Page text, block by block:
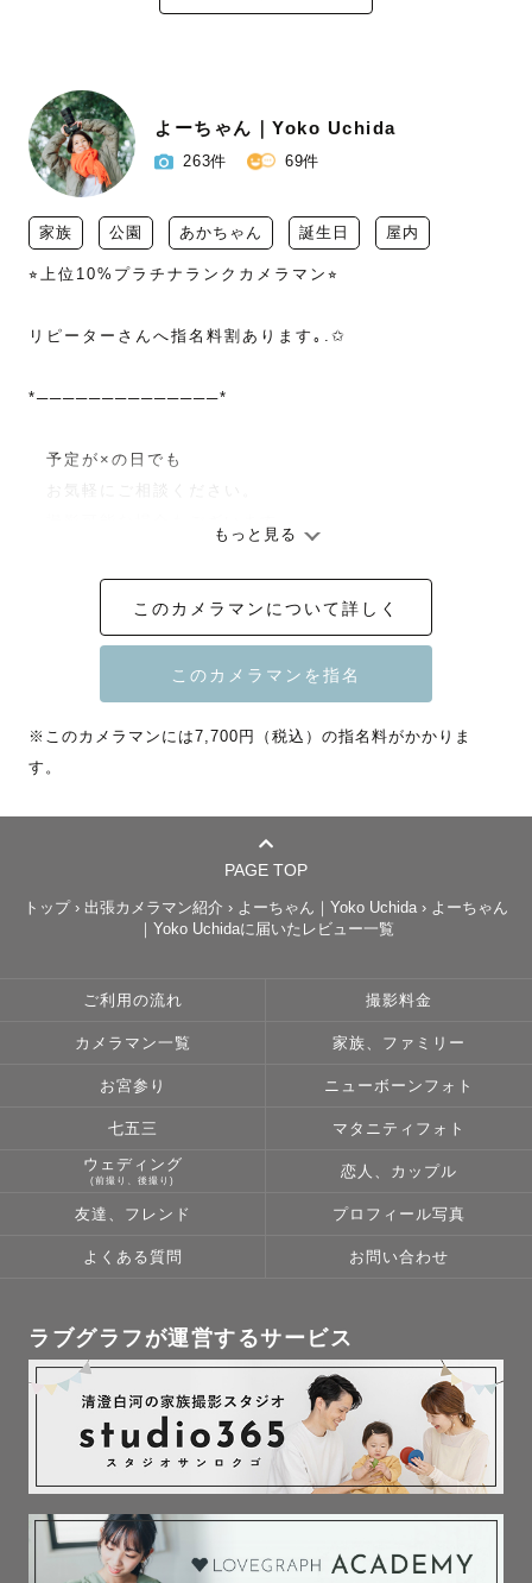
よーちゃん｜Yoko Uchida
263件 69件
家族 公園 あかちゃん 誕生日 屋内
⭐︎上位10%プラチナランクカメラマン⭐︎
リピーターさんへ指名料割あります｡.✩
*──────────────*
予定が×の日でも
お気軽にご相談ください。
平日早朝は早めのご相談で
対応可能です📷
日差しが強い今の時期は、
・早朝〜10:00スタート
・14:00〜日没まで
お昼前後のお時間も
リピーターさま割引◎
現在、リピーターさまの
指名料は税込4,400円にて
いただきます♪)
*──────────────*
初めまして。
数ある中から私のページをご覧いただきましてありがとう
ございます。
関東Lovegrapher  兼 3児の母をしております よーちゃん
と申します。
もっと見る
このカメラマンについて詳しく
※このカメラマンには7,700円（税込）の指名料がかかりま
す。
PAGE TOP
トップ › 出張カメラマン紹介 › よーちゃん｜Yoko Uchida› よーちゃん
｜Yoko Uchidaに届いたレビュー一覧
ご利用の流れ 撮影料金
カメラマン一覧 家族、ファミリー
お宮参り ニューボーンフォト
七五三 マタニティフォト
ウェディング
(前撮り、後撮り)
恋人、カップル
友達、フレンド プロフィール写真
よくある質問 お問い合わせ
ラブグラフが運営するサービス